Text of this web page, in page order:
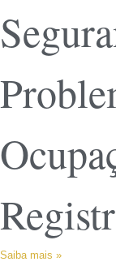
Saiba mais »